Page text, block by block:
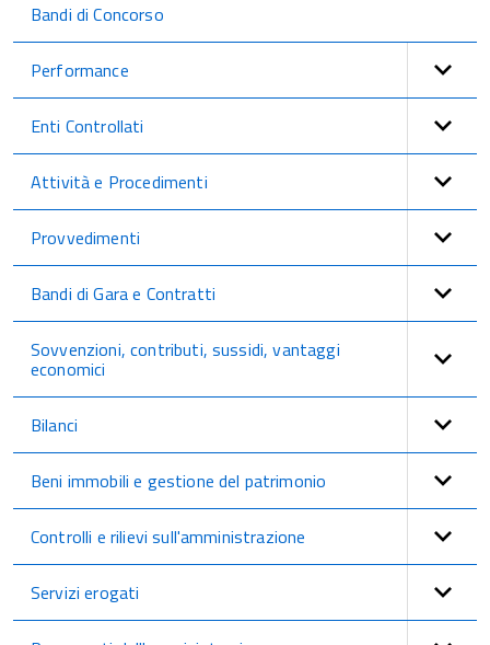
Bandi di Concorso
Performance
Enti Controllati
Attività e Procedimenti
Provvedimenti
Bandi di Gara e Contratti
Sovvenzioni, contributi, sussidi, vantaggi
economici
Bilanci
Beni immobili e gestione del patrimonio
Controlli e rilievi sull'amministrazione
Servizi erogati